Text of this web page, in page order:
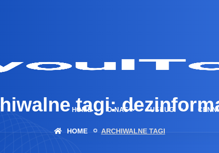
HOME O NAS USŁUGI
tagi:
HOME ARCHIWALNE TAGI